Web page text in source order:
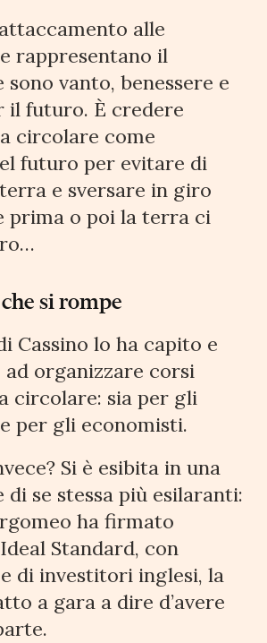
alle
rappresentano il
vanto, benessere e
il futuro. È credere
circolare come
futuro per evitare di
e sversare in giro
prima o poi la terra ci
si rompe
Cassino lo ha capito e
ad organizzare corsi
circolare: sia per gli
per gli economisti.
Si è esibita in una
di se stessa più esilaranti:
ha firmato
Standard, con
di investitori inglesi, la
a gara a dire d’avere